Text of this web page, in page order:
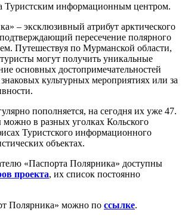
Туристским информационным центром.
– эксклюзивный атрибут арктического
пересечение полярного
Путешествуя по Мурманской области,
могут получить уникальные
основных достопримечательностей
культурных мероприятиях или за
пополняется, на сегодня их уже 47.
в разных уголках Кольского
Туристского информационного
объектах.
«Паспорта Полярника» доступны
проекта, их список постоянно
Полярника» можно по ссылке.